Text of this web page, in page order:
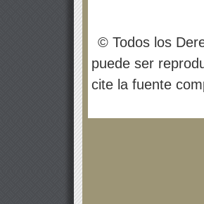
© Todos los
puede ser
cite la fuente